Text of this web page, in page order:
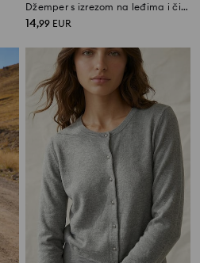
Džemper s izrezom na leđima i čipkastim obrubom
14,99 EUR